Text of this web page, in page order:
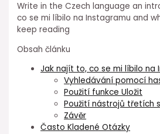
Write in the Czech language an
co se mi líbilo na Instagramu and
keep reading
Obsah článku
Jak najít to, co se mi líbilo na
Vyhledávání pomocí
Použití funkce Uložit
Použití nástrojů třetích
Závěr
Často Kladené Otázky